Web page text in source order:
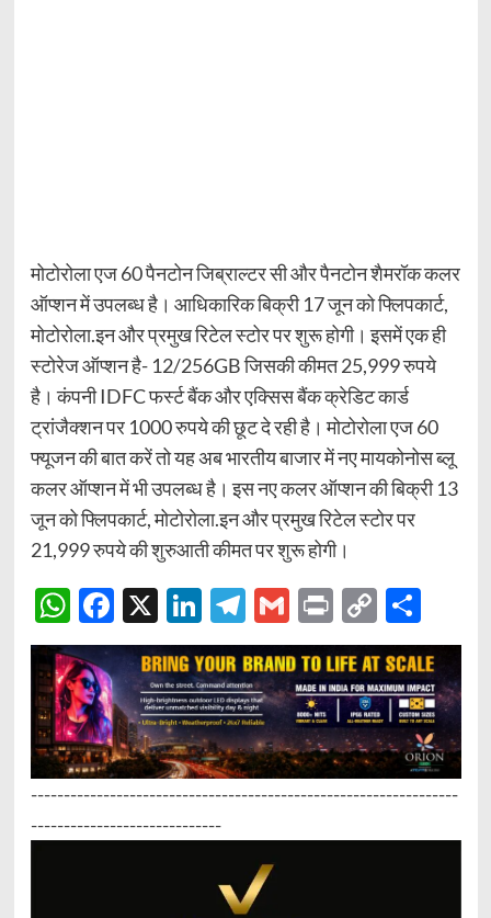
मोटोरोला एज 60 पैनटोन जिब्राल्टर सी और पैनटोन शैमरॉक कलर
ऑप्शन में उपलब्ध है। आधिकारिक बिक्री 17 जून को फ्लिपकार्ट,
मोटोरोला.इन और प्रमुख रिटेल स्टोर पर शुरू होगी। इसमें एक ही
स्टोरेज ऑप्शन है- 12/256GB जिसकी कीमत 25,999 रुपये
है। कंपनी IDFC फर्स्ट बैंक और एक्सिस बैंक क्रेडिट कार्ड
ट्रांजैक्शन पर 1000 रुपये की छूट दे रही है। मोटोरोला एज 60
फ्यूजन की बात करें तो यह अब भारतीय बाजार में नए मायकोनोस ब्लू
कलर ऑप्शन में भी उपलब्ध है। इस नए कलर ऑप्शन की बिक्री 13
जून को फ्लिपकार्ट, मोटोरोला.इन और प्रमुख रिटेल स्टोर पर
21,999 रुपये की शुरुआती कीमत पर शुरू होगी।
WhatsApp
Facebook
X LinkedIn
Telegram
Gmail
Print
Copy
Link
-----------------------------------------------------------------
-----------------------------